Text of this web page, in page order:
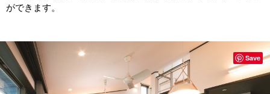
ができます。
Save